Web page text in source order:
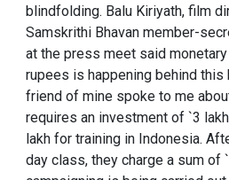
blindfolding. Balu Kiriyath, film
Samskrithi Bhavan member-
at the press meet said
rupees is happening behind this
friend of mine spoke to me
requires an investment of `3
lakh for training in Indonesia.
day class, they charge a sum of